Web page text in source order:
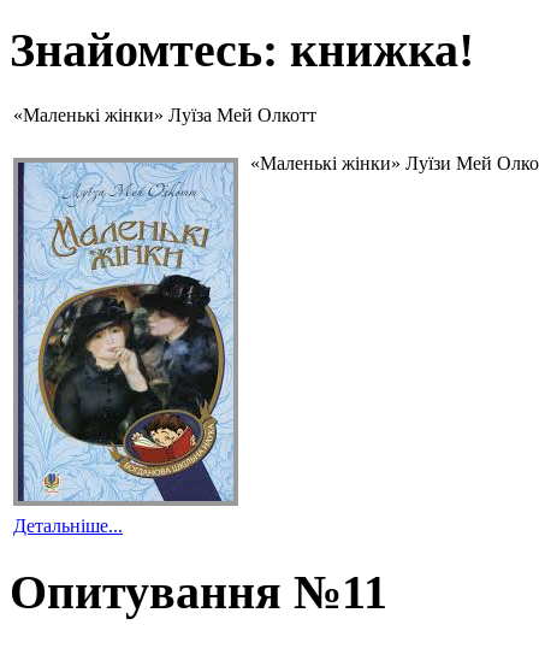
Знайомтесь: книжка!
«Маленькі жінки» Луїза Мей Олкотт
«Маленькі жінки» Луїзи Мей
Детальніше...
Опитування №11